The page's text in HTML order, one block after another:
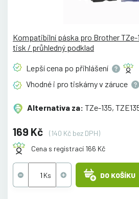
Kompatibilní páska pro Brother TZe-
tisk / průhledný podklad
Lepší cena po přihlášení
Vhodné i pro tiskárny v záruce
Alternativa za: TZe-135,
169 Kč
(140 Kč bez DPH)
Cena s registrací 166 Kč
DO KOŠÍKU